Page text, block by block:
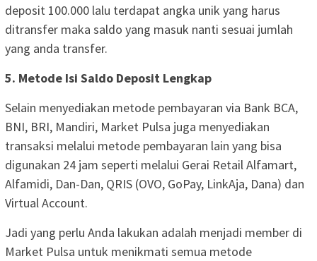
deposit 100.000 lalu terdapat angka unik yang harus
ditransfer maka saldo yang masuk nanti sesuai jumlah
yang anda transfer.
5. Metode Isi Saldo Deposit Lengkap
Selain menyediakan metode pembayaran via Bank BCA,
BNI, BRI, Mandiri, Market Pulsa juga menyediakan
transaksi melalui metode pembayaran lain yang bisa
digunakan 24 jam seperti melalui Gerai Retail Alfamart,
Alfamidi, Dan-Dan, QRIS (OVO, GoPay, LinkAja, Dana) dan
Virtual Account.
Jadi yang perlu Anda lakukan adalah menjadi member di
Market Pulsa untuk menikmati semua metode